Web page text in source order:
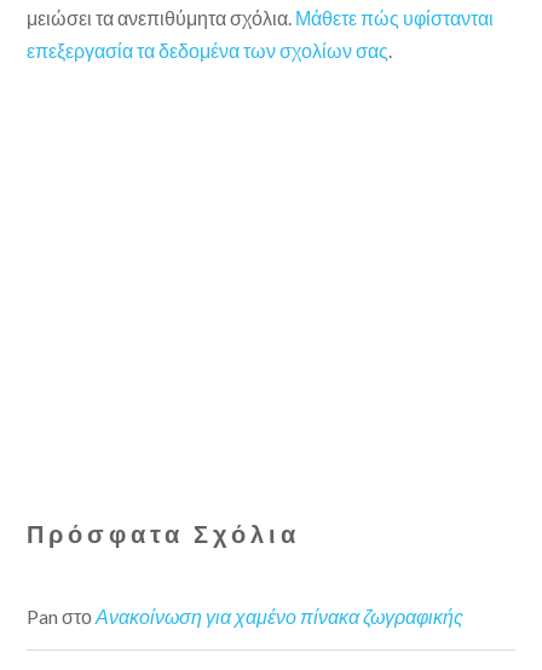
μειώσει τα ανεπιθύμητα σχόλια. Μάθετε πώς υφίστανται
επεξεργασία τα δεδομένα των σχολίων σας.
Πρόσφατα Σχόλια
Pan στοΑνακοίνωση για χαμένο πίνακα ζωγραφικής